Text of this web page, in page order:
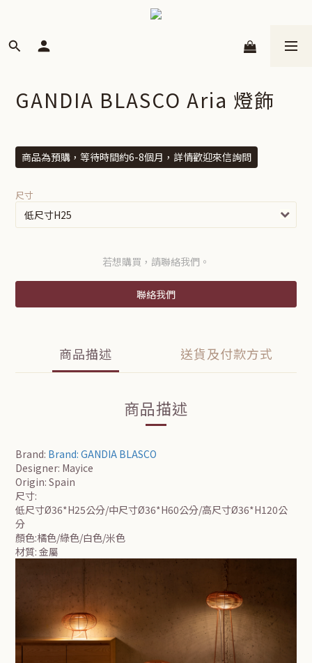
GANDIA BLASCO Aria 燈飾
商品為預購，等待時間約6-8個月，詳情歡迎來信詢問
尺寸
若想購買，請聯絡我們。
聯絡我們
商品描述 送貨及付款方式
商品描述
Brand: Brand: GANDIA BLASCO
Designer: Mayice
Origin: Spain
尺寸:
低尺寸Ø36*H25公分/中尺寸Ø36*H60公分/高尺寸Ø36*H120公
分
顏色:橘色/綠色/白色/米色
材質: 金屬